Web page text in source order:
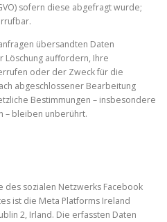
sofern diese abgefragt wurde;
übersandten Daten
Löschung auffordern, Ihre
oder der Zweck für die
abgeschlossener Bearbeitung
Bestimmungen – insbesondere
– bleiben unberührt.
des sozialen Netzwerks Facebook
ist die Meta Platforms Ireland
2, Irland. Die erfassten Daten